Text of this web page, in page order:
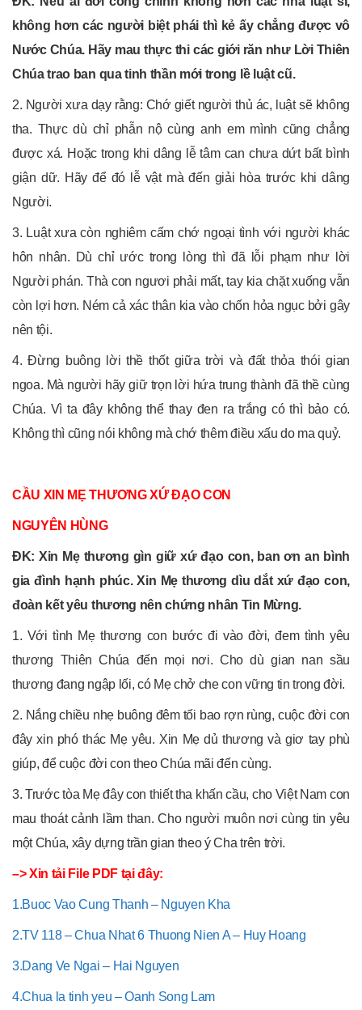
không hơn các người biệt phái thì kẻ ấy chẳng được vô
Nước Chúa. Hãy mau thực thi các giới răn như Lời Thiên
Chúa trao ban qua tinh thần mới trong lề luật cũ.
2. Người xưa dạy rằng: Chớ giết người thủ ác, luật sẽ không
tha. Thực dù chỉ phẫn nộ cùng anh em mình cũng chẳng
được xá. Hoặc trong khi dâng lễ tâm can chưa dứt bất bình
giận dữ. Hãy để đó lễ vật mà đến giải hòa trước khi dâng
Người.
3. Luật xưa còn nghiêm cấm chớ ngoại tình với người khác
hôn nhân. Dù chỉ ước trong lòng thì đã lỗi phạm như lời
Người phán. Thà con ngươi phải mất, tay kia chặt xuống vẫn
còn lợi hơn. Ném cả xác thân kia vào chốn hỏa ngục bởi gây
nên tội.
4. Đừng buông lời thề thốt giữa trời và đất thỏa thói gian
ngoa. Mà người hãy giữ trọn lời hứa trung thành đã thề cùng
Chúa. Vì ta đây không thể thay đen ra trắng có thì bảo có.
Không thì cũng nói không mà chớ thêm điều xấu do ma quỷ.
CẦU XIN MẸ THƯƠNG XỨ ĐẠO CON
NGUYÊN HÙNG
ĐK: Xin Mẹ thương gìn giữ xứ đạo con, ban ơn an bình
gia đình hạnh phúc. Xin Mẹ thương dìu dắt xứ đạo con,
đoàn kết yêu thương nên chứng nhân Tin Mừng.
1. Với tình Mẹ thương con bước đi vào đời, đem tình yêu
thương Thiên Chúa đến mọi nơi. Cho dù gian nan sầu
thương đang ngập lối, có Mẹ chở che con vững tin trong đời.
2. Nắng chiều nhẹ buông đêm tối bao rợn rùng, cuộc đời con
đây xin phó thác Mẹ yêu. Xin Mẹ dủ thương và giơ tay phù
giúp, để cuộc đời con theo Chúa mãi đến cùng.
3. Trước tòa Mẹ đây con thiết tha khấn cầu, cho Việt Nam con
mau thoát cảnh lầm than. Cho người muôn nơi cùng tin yêu
một Chúa, xây dựng trần gian theo ý Cha trên trời.
–> Xin tải File PDF tại đây:
1.Buoc Vao Cung Thanh – Nguyen Kha
2.TV 118 – Chua Nhat 6 Thuong Nien A – Huy Hoang
3.Dang Ve Ngai – Hai Nguyen
4.Chua la tinh yeu – Oanh Song Lam